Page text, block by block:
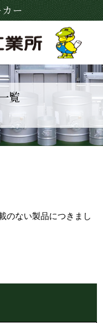
ー
覧
のない製品につきまし